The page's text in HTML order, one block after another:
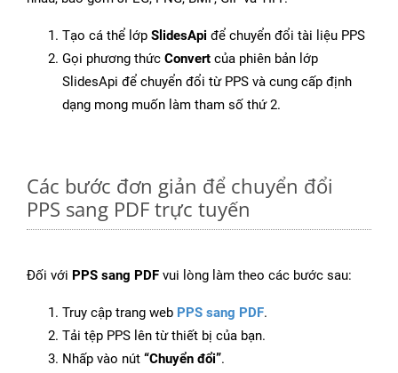
Tạo cá thể lớp SlidesApi để chuyển đổi tài liệu PPS
Gọi phương thức Convert của phiên bản lớp
SlidesApi để chuyển đổi từ PPS và cung cấp định
dạng mong muốn làm tham số thứ 2.
Các bước đơn giản để chuyển đổi
PPS sang PDF trực tuyến
Đối với PPS sang PDF vui lòng làm theo các bước sau:
Truy cập trang web PPS sang PDF.
Tải tệp PPS lên từ thiết bị của bạn.
Nhấp vào nút “Chuyển đổi”.